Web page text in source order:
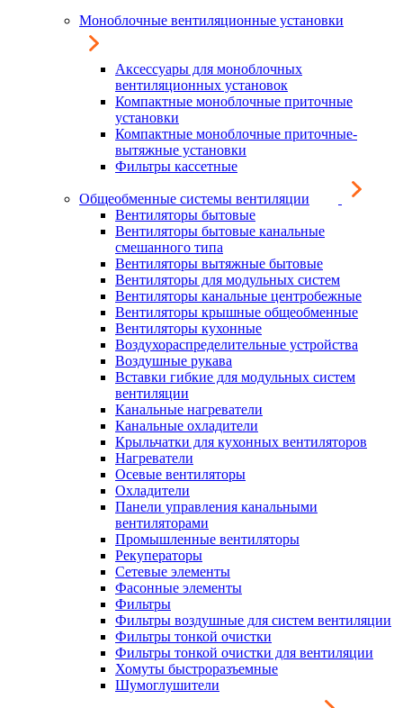
Моноблочные вентиляционные установки
Аксессуары для моноблочных
вентиляционных установок
Компактные моноблочные приточные
установки
Компактные моноблочные приточные-
вытяжные установки
Фильтры кассетные
Общеобменные системы вентиляции
Вентиляторы бытовые
Вентиляторы бытовые канальные
смешанного типа
Вентиляторы вытяжные бытовые
Вентиляторы для модульных систем
Вентиляторы канальные центробежные
Вентиляторы крышные общеобменные
Вентиляторы кухонные
Воздухораспределительные устройства
Воздушные рукава
Вставки гибкие для модульных систем
вентиляции
Канальные нагреватели
Канальные охладители
Крыльчатки для кухонных вентиляторов
Нагреватели
Осевые вентиляторы
Охладители
Панели управления канальными
вентиляторами
Промышленные вентиляторы
Рекуператоры
Сетевые элементы
Фасонные элементы
Фильтры
Фильтры воздушные для систем вентиляции
Фильтры тонкой очистки
Фильтры тонкой очистки для вентиляции
Хомуты быстроразъемные
Шумоглушители